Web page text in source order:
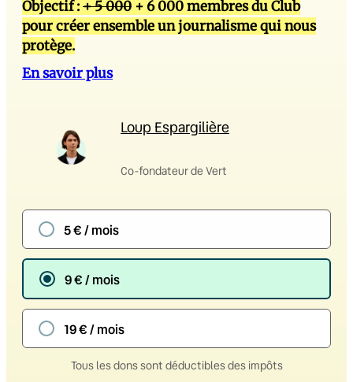
Objectif :+ 5 000 + 6 000 membres du Club
pour créer ensemble un journalisme qui nous
protège.
En savoir plus
Loup Espargilière
Co-fondateur de Vert
5 € / mois
9 € / mois
19 € / mois
Tous les dons sont déductibles des impôts